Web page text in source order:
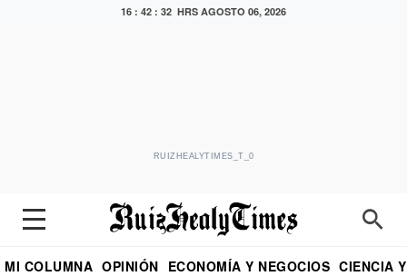
16 : 42 : 33 HRS AGOSTO 06, 2026
RUIZHEALYTIMES_T_0
MI COLUMNA OPINIÓN ECONOMÍA Y NEGOCIOS CIENCIA